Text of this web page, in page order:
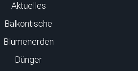
Aktuelles
Balkontische
Blumenerden
Dünger